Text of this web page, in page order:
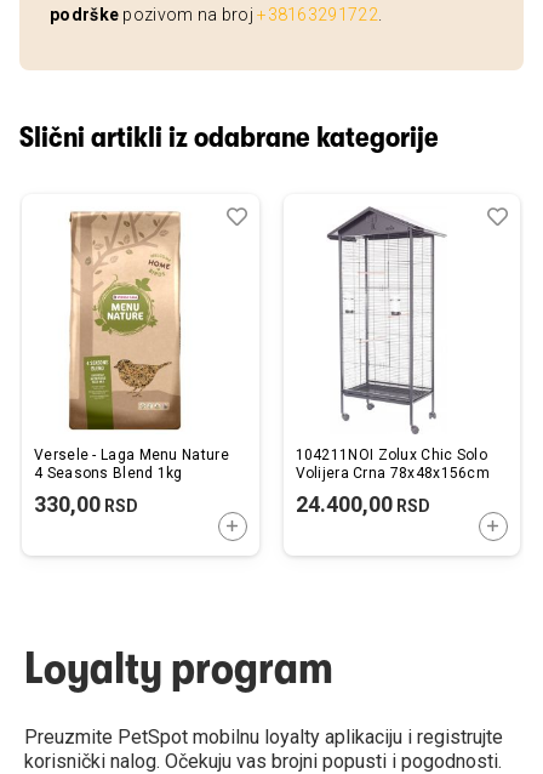
podrške pozivom na broj+38163291722
Slični artikli iz odabrane kategorije
Versele - Laga Menu Nature
4 Seasons Blend 1kg
330,00 RSD
DODAJTE U KORPU
Dodaj
Uporedi
104211NOI Zolux Chic Solo
Volijera Crna 78x48x156cm
24.400,00RSD
Loyalty program
Preuzmite PetSpot mobilnu loyalty aplikaciju i registrujte
korisnički nalog. Očekuju vas brojni popusti i pogodnosti.